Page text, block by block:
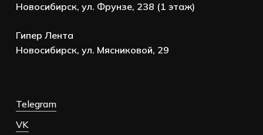
Новосибирск, ул. Фрунзе, 238 (1 этаж)
Гипер Лента
Новосибирск, ул. Мясниковой, 29
Telegram
VK